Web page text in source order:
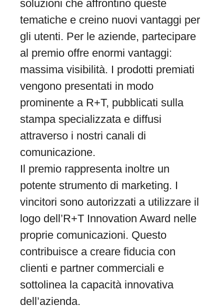
soluzioni che affrontino queste
tematiche e creino nuovi vantaggi per
gli utenti. Per le aziende, partecipare
al premio offre enormi vantaggi:
massima visibilità. I ​​prodotti premiati
vengono presentati in modo
prominente a R+T, pubblicati sulla
stampa specializzata e diffusi
attraverso i nostri canali di
comunicazione.
Il premio rappresenta inoltre un
potente strumento di marketing. I
vincitori sono autorizzati a utilizzare il
logo dell’R+T Innovation Award nelle
proprie comunicazioni. Questo
contribuisce a creare fiducia con
clienti e partner commerciali e
sottolinea la capacità innovativa
dell’azienda.